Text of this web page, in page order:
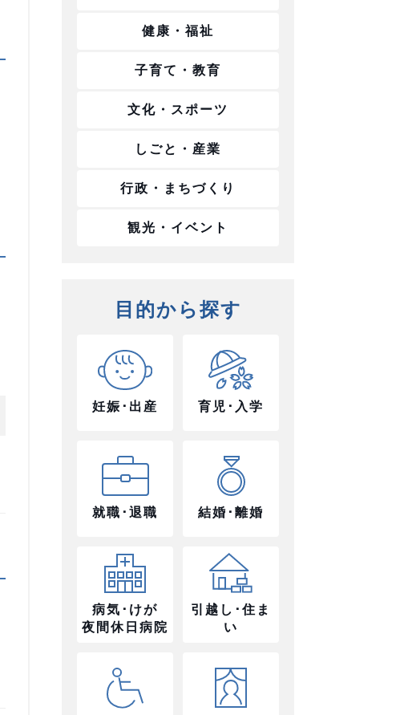
健康・福祉
子育て・教育
文化・スポーツ
しごと・産業
行政・まちづくり
観光・イベント
目的から探す
妊娠･出産 育児･入学
就職･退職 結婚･離婚
病気･けが
夜間休日病院
引越し･住ま
い